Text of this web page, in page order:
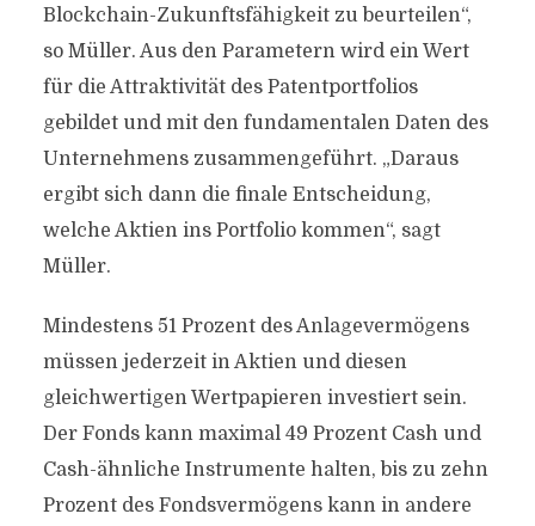
Blockchain-Zukunftsfähigkeit zu beurteilen“,
so Müller. Aus den Parametern wird ein Wert
für die Attraktivität des Patentportfolios
gebildet und mit den fundamentalen Daten des
Unternehmens zusammengeführt. „Daraus
ergibt sich dann die finale Entscheidung,
welche Aktien ins Portfolio kommen“, sagt
Müller.
Mindestens 51 Prozent des Anlagevermögens
müssen jederzeit in Aktien und diesen
gleichwertigen Wertpapieren investiert sein.
Der Fonds kann maximal 49 Prozent Cash und
Cash-ähnliche Instrumente halten, bis zu zehn
Prozent des Fondsvermögens kann in andere